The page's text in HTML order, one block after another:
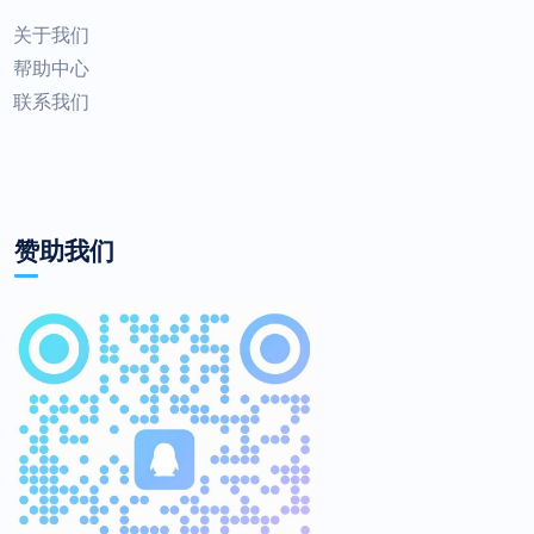
关于我们
帮助中心
联系我们
赞助我们